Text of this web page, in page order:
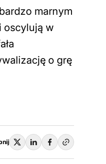
marnym
oscylują w
o grę